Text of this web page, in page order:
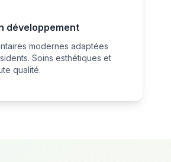
développement
modernes adaptées
Soins esthétiques et
qualité.